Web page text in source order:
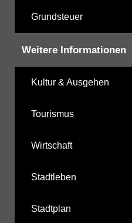
Grundsteuer
Weitere Informationen
Kultur & Ausgehen
Tourismus
Wirtschaft
Stadtleben
Stadtplan